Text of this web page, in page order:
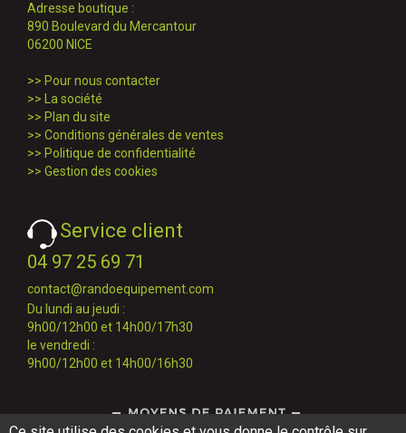
Adresse boutique :
890 Boulevard du Mercantour
06200 NICE
>> Pour nous contacter
>>
La société
>> Plan du site
>> Conditions générales de ventes
>> Politique de confidentialité
>> Gestion des cookies
Service client
04 97 25 69 71
contact@randoequipement.com
Du lundi au jeudi :
9h00/12h00 et 14h00/17h30
le vendredi :
9h00/12h00 et 14h00/16h30